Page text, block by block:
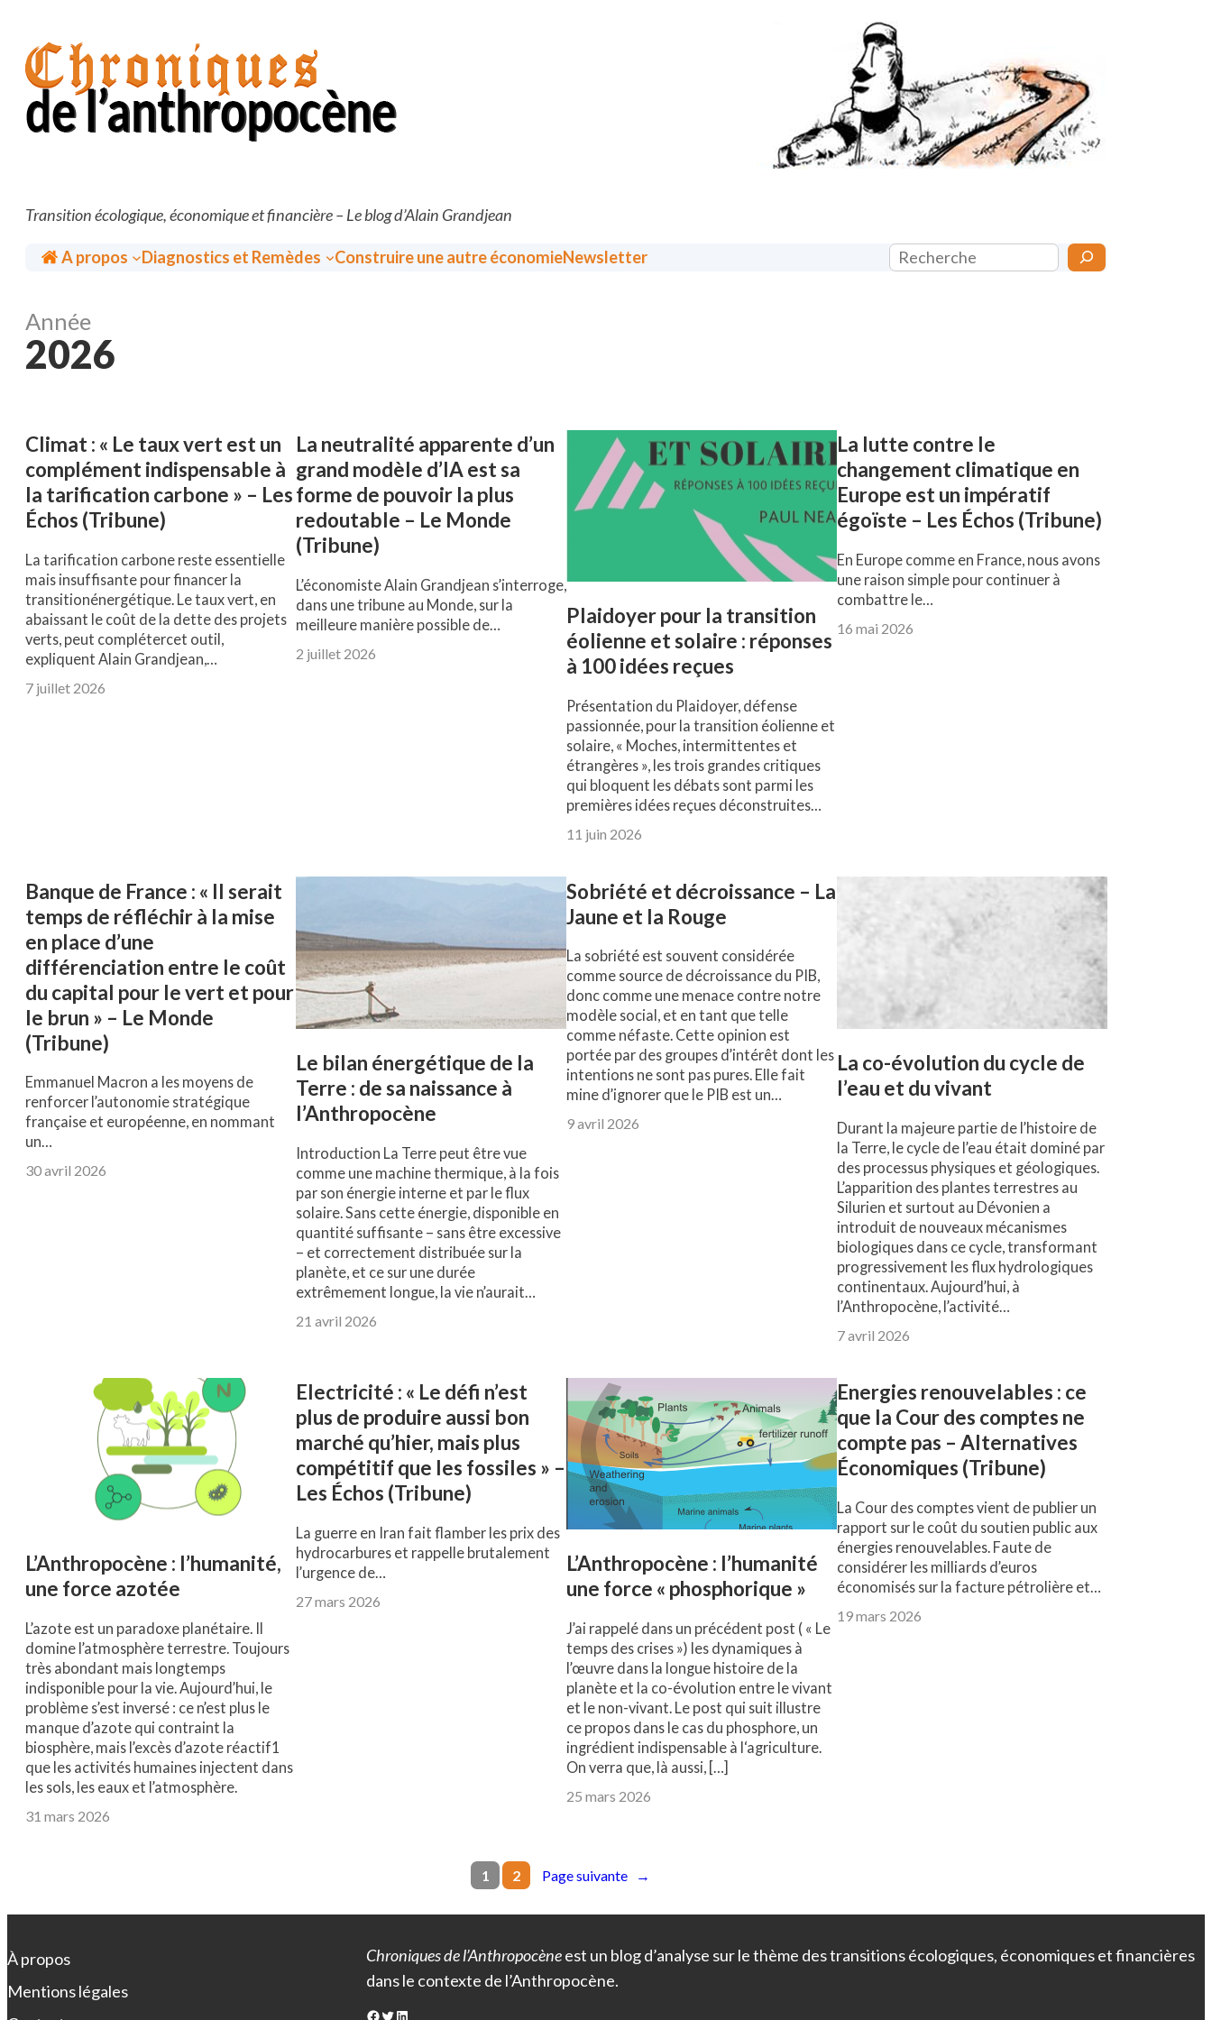
contenu
Transition écologique, économique et financière – Le blog d’Alain Grandjean
Accueil
A propos Diagnostics et Remèdes Construire une autre économieNewsletter Rechercher
Année
2026
Climat : « Le taux vert est un
complément indispensable à
la tarification carbone » – Les
Échos (Tribune)
La tarification carbone reste essentielle
mais insuffisante pour financer la
transitionénergétique. Le taux vert, en
abaissant le coût de la dette des projets
verts, peut complétercet outil,
expliquent Alain Grandjean,…
7 juillet 2026
La neutralité apparente d’un
grand modèle d’IA est sa
forme de pouvoir la plus
redoutable – Le Monde
(Tribune)
L’économiste Alain Grandjean s’interroge,
dans une tribune au Monde, sur la
meilleure manière possible de…
2 juillet 2026
Plaidoyer pour la transition
éolienne et solaire : réponses
à 100 idées reçues
Présentation du Plaidoyer, défense
passionnée, pour la transition éolienne et
solaire, « Moches, intermittentes et
étrangères », les trois grandes critiques
qui bloquent les débats sont parmi les
premières idées reçues déconstruites…
11 juin 2026
La lutte contre le
changement climatique en
Europe est un impératif
égoïste – Les Échos (Tribune)
En Europe comme en France, nous avons
une raison simple pour continuer à
combattre le…
16 mai 2026
Banque de France : « Il serait
temps de réfléchir à la mise
en place d’une
différenciation entre le coût
du capital pour le vert et pour
le brun » – Le Monde
(Tribune)
Emmanuel Macron a les moyens de
renforcer l’autonomie stratégique
française et européenne, en nommant
un…
30 avril 2026
Le bilan énergétique de la
Terre : de sa naissance à
l’Anthropocène
Introduction La Terre peut être vue
comme une machine thermique, à la fois
par son énergie interne et par le flux
solaire. Sans cette énergie, disponible en
quantité suffisante – sans être excessive
– et correctement distribuée sur la
planète, et ce sur une durée
extrêmement longue, la vie n’aurait…
21 avril 2026
Sobriété et décroissance – La
Jaune et la Rouge
La sobriété est souvent considérée
comme source de décroissance du PIB,
donc comme une menace contre notre
modèle social, et en tant que telle
comme néfaste. Cette opinion est
portée par des groupes d’intérêt dont les
intentions ne sont pas pures. Elle fait
mine d’ignorer que le PIB est un…
9 avril 2026
La co-évolution du cycle de
l’eau et du vivant
Durant la majeure partie de l’histoire de
la Terre, le cycle de l’eau était dominé par
des processus physiques et géologiques.
L’apparition des plantes terrestres au
Silurien et surtout au Dévonien a
introduit de nouveaux mécanismes
biologiques dans ce cycle, transformant
progressivement les flux hydrologiques
continentaux. Aujourd’hui, à
l’Anthropocène, l’activité…
7 avril 2026
L’Anthropocène : l’humanité,
une force azotée
L’azote est un paradoxe planétaire. Il
domine l’atmosphère terrestre. Toujours
très abondant mais longtemps
indisponible pour la vie. Aujourd’hui, le
problème s’est inversé : ce n’est plus le
manque d’azote qui contraint la
biosphère, mais l’excès d’azote réactif1
que les activités humaines injectent dans
les sols, les eaux et l’atmosphère.
31 mars 2026
Electricité : « Le défi n’est
plus de produire aussi bon
marché qu’hier, mais plus
compétitif que les fossiles » –
Les Échos (Tribune)
La guerre en Iran fait flamber les prix des
hydrocarbures et rappelle brutalement
l’urgence de…
27 mars 2026
L’Anthropocène : l’humanité
une force « phosphorique »
J’ai rappelé dans un précédent post ( « Le
temps des crises ») les dynamiques à
l’œuvre dans la longue histoire de la
planète et la co-évolution entre le vivant
et le non-vivant. Le post qui suit illustre
ce propos dans le cas du phosphore, un
ingrédient indispensable à l‘agriculture.
On verra que, là aussi, […]
25 mars 2026
Energies renouvelables : ce
que la Cour des comptes ne
compte pas – Alternatives
Économiques (Tribune)
La Cour des comptes vient de publier un
rapport sur le coût du soutien public aux
énergies renouvelables. Faute de
considérer les milliards d’euros
économisés sur la facture pétrolière et…
19 mars 2026
1 2 Page suivante →
À propos
Mentions légales
Chroniques de l’Anthropocèneest un blog d’analyse sur le thème des transitions écologiques, économiques et financières
dans le contexte de l’Anthropocène.
Facebook Twitter LinkedIn